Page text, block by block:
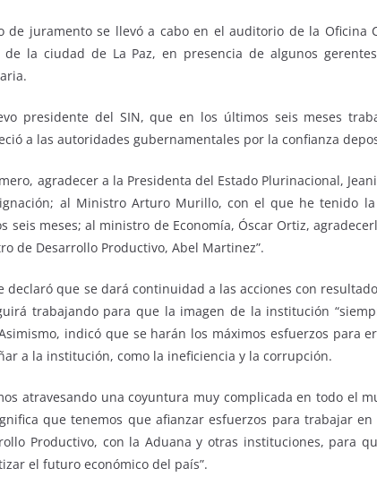
de juramento se llevó a cabo en el auditorio de la Oficina
de la ciudad de La Paz, en presencia de algunos
presidente del SIN, que en los últimos seis meses
a las autoridades gubernamentales por la confianza
agradecer a la Presidenta del Estado Plurinacional,
al Ministro Arturo Murillo, con el que he tenido
seis meses; al ministro de Economía, Óscar Ortiz,
de Desarrollo Productivo, Abel Martinez”.
declaró que se dará continuidad a las acciones con
trabajando para que la imagen de la institución
indicó que se harán los máximos esfuerzos para
a la institución, como la ineficiencia y la corrupción.
atravesando una coyuntura muy complicada en todo el
que tenemos que afianzar esfuerzos para trabajar
Productivo, con la Aduana y otras instituciones, para
el futuro económico del país”.